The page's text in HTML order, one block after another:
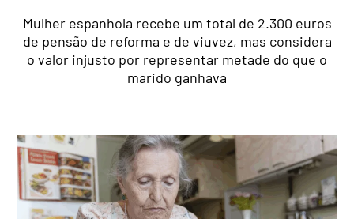
Mulher espanhola recebe um total de 2.300 euros
de pensão de reforma e de viuvez, mas considera
o valor injusto por representar metade do que o
marido ganhava